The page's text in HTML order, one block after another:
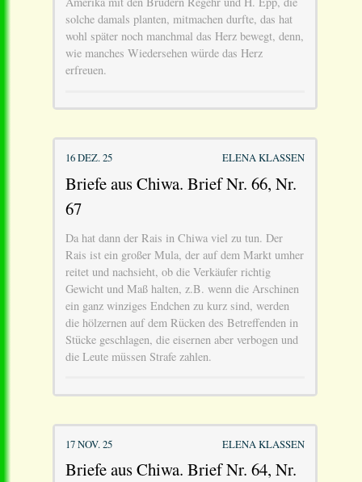
solche damals planten, mitmachen durfte, das hat
wohl später noch manchmal das Herz bewegt, denn,
wie manches Wiedersehen würde das Herz
erfreuen.
16 DEZ. 25 ELENA KLASSEN
Briefe aus Chiwa. Brief Nr. 66, Nr.
67
Da hat dann der Rais in Chiwa viel zu tun. Der
Rais ist ein großer Mula, der auf dem Markt umher
reitet und nachsieht, ob die Verkäufer richtig
Gewicht und Maß halten, z.B. wenn die Arschinen
ein ganz winziges Endchen zu kurz sind, werden
die hölzernen auf dem Rücken des Betreffenden in
Stücke geschlagen, die eisernen aber verbogen und
die Leute müssen Strafe zahlen.
17 NOV. 25 ELENA KLASSEN
Briefe aus Chiwa. Brief Nr. 64, Nr.